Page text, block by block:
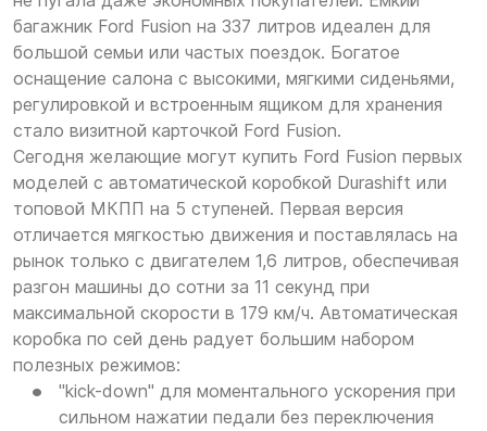
багажник Ford Fusion на 337 литров идеален для
большой семьи или частых поездок. Богатое
оснащение салона с высокими, мягкими сиденьями,
регулировкой и встроенным ящиком для хранения
стало визитной карточкой Ford Fusion.
Сегодня желающие могут купить Ford Fusion первых
моделей с автоматической коробкой Durashift или
топовой МКПП на 5 ступеней. Первая версия
отличается мягкостью движения и поставлялась на
рынок только с двигателем 1,6 литров, обеспечивая
разгон машины до сотни за 11 секунд при
максимальной скорости в 179 км/ч. Автоматическая
коробка по сей день радует большим набором
полезных режимов:
"kick-down" для моментального ускорения при
сильном нажатии педали без переключения